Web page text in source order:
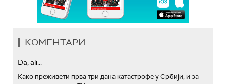
КОМЕНТАРИ
Da, ali...
Како преживети прва три дана катастрофе у Србији, и за